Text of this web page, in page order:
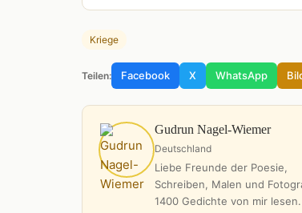
Kriege
Teilen: Facebook X WhatsApp
Gudrun Nagel-Wiemer
Deutschland
Liebe Freunde der Poesie,
Schreiben, Malen und
1400 Gedichte von mir